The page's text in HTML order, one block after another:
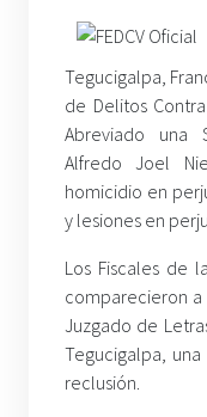
Tegucigalpa,
de Delitos
Abreviado una
Alfredo Joel
homicidio en
y lesiones en
Los Fiscales de
comparecieron
Juzgado de
Tegucigalpa,
reclusión.